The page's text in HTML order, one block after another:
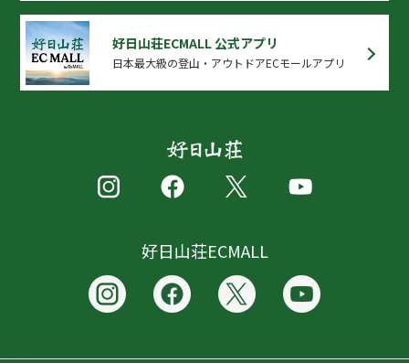
好日山荘ECMALL 公式アプリ
日本最大級の登山・アウトドアECモールアプリ
好日山荘ECMALL